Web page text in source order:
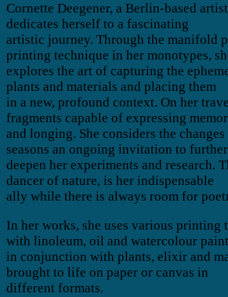
Cornette Deegener, a Berlin-based
dedicates herself to a fascinating
artistic journey. Through the manifold
printing technique in her monotypes,
explores the art of capturing the
plants and materials and placing them
in a new, profound context. On her
fragments capable of expressing
and longing. She considers the
seasons an ongoing invitation to further
deepen her experiments and research.
dancer of nature, is her indispensable
ally while there is always room for
In her works, she uses various printing
with linoleum, oil and watercolour paint
in conjunction with plants, elixir and
brought to life on paper or canvas in
different formats.